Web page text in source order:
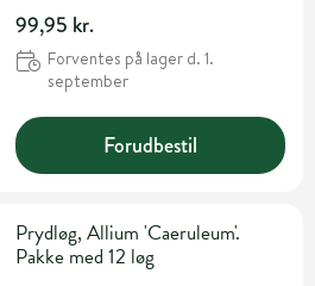
99,95 kr.
Forventes på lager d. 1.
september
Forudbestil
Prydløg, Allium 'Caeruleum'.
Pakke med 12 løg